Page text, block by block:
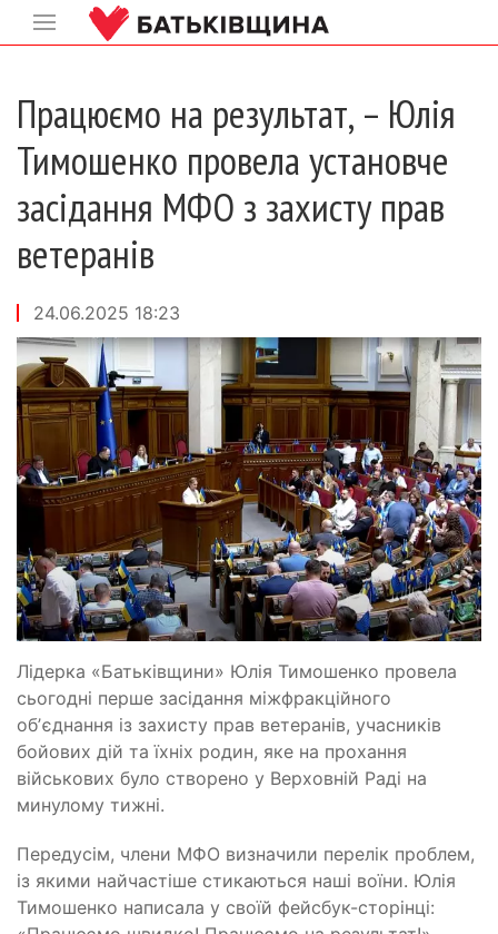
Працюємо на результат, – Юлія
Тимошенко провела установче
засідання МФО з захисту прав
ветеранів
24.06.2025 18:23
Лідерка «Батьківщини» Юлія Тимошенко провела
сьогодні перше засідання міжфракційного
обʼєднання із захисту прав ветеранів, учасників
бойових дій та їхніх родин, яке на прохання
військових було створено у Верховній Раді на
минулому тижні.
Передусім, члени МФО визначили перелік проблем,
із якими найчастіше стикаються наші воїни. Юлія
Тимошенко написала у своїй фейсбук-сторінці: